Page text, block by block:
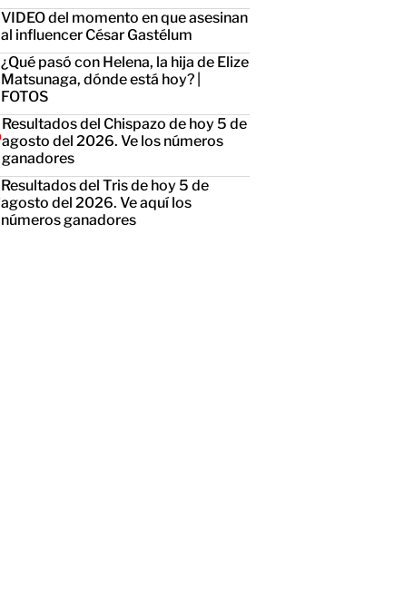
VIDEO del momento en que asesinan
al influencer César Gastélum
¿Qué pasó con Helena, la hija de Elize
Matsunaga, dónde está hoy? |
FOTOS
Resultados del Chispazo de hoy 5 de
agosto del 2026. Ve los números
ganadores
Resultados del Tris de hoy 5 de
agosto del 2026. Ve aquí los
números ganadores